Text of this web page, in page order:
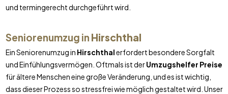
und termingerecht durchgeführt wird.
Seniorenumzug in Hirschthal
Ein Seniorenumzug in Hirschthalerfordert besondere Sorgfalt
und Einfühlungsvermögen. Oftmals ist derUmzugshelfer Preise
für ältere Menschen eine große Veränderung, und es ist wichtig,
dass dieser Prozess so stressfrei wie möglich gestaltet wird. Unser